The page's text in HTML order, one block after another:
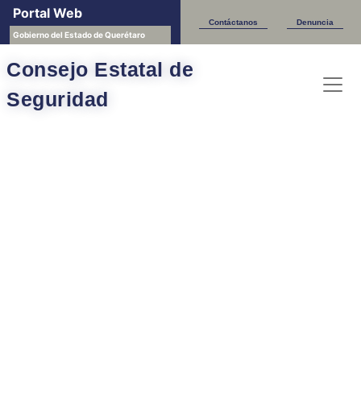
Portal Web
Gobierno del Estado de Querétaro
Contáctanos Denuncia
Consejo Estatal de
Seguridad